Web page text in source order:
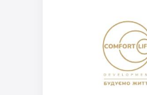
Comfort Life